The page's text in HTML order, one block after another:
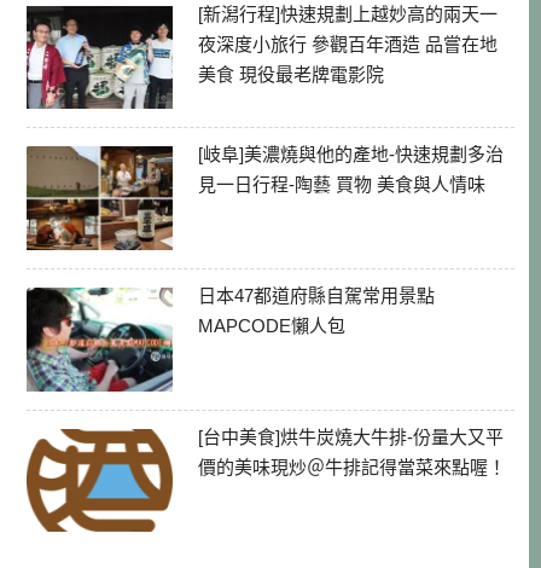
[新潟行程]快速規劃上越妙高的兩天一
夜深度小旅行 參觀百年酒造 品嘗在地
美食 現役最老牌電影院
[岐阜]美濃燒與他的產地-快速規劃多治
見一日行程-陶藝 買物 美食與人情味
日本47都道府縣自駕常用景點
MAPCODE懶人包
[台中美食]烘牛炭燒大牛排-份量大又平
價的美味現炒＠牛排記得當菜來點喔！